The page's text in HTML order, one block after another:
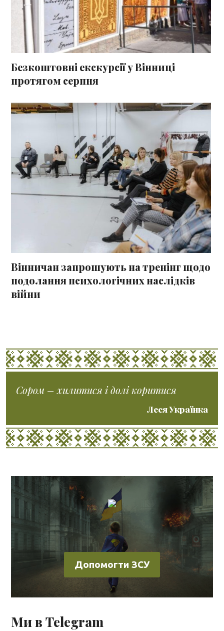
Безкоштовні екскурсії у Вінниці
протягом серпня
Вінничан запрошують на тренінг щодо
подолання психологічних наслідків
війни
Сором – хилитися і долі коритися
Леся Українка
Допомогти ЗСУ
Ми в Telegram